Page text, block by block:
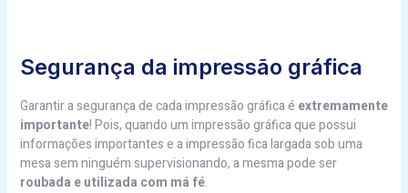
Segurança da impressão gráfica
Garantir a segurança de cada impressão gráfica é extremamente
importante! Pois, quando um impressão gráfica que possui
informações importantes e a impressão fica largada sob uma
mesa sem ninguém supervisionando, a mesma pode ser
roubada e utilizada com má fé.